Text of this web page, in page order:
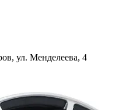
ул. Менделеева, 4